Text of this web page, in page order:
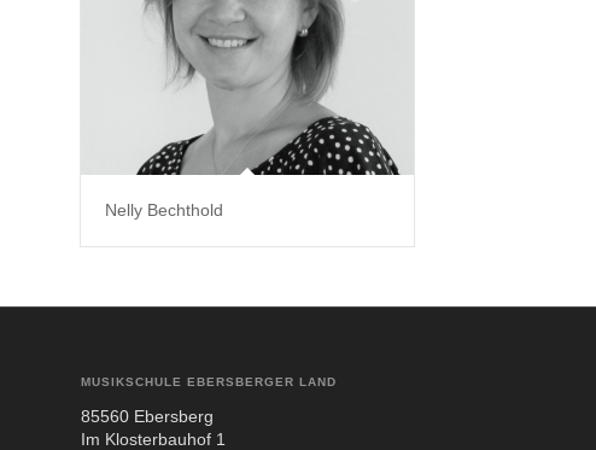
Nelly Bechthold
MUSIKSCHULE EBERSBERGER LAND
85560 Ebers­berg
Im Klos­ter­bau­hof 1